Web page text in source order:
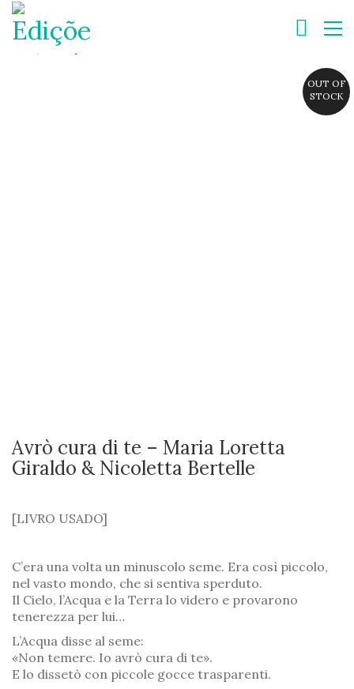
OUT OF
STOCK
Avrò cura di te – Maria Loretta
Giraldo & Nicoletta Bertelle
[LIVRO USADO]
C’era una volta un minuscolo seme. Era così piccolo,
nel vasto mondo, che si sentiva sperduto.
Il Cielo, l’Acqua e la Terra lo videro e provarono
tenerezza per lui…
L’Acqua disse al seme:
«Non temere. Io avrò cura di te».
E lo dissetò con piccole gocce trasparenti.